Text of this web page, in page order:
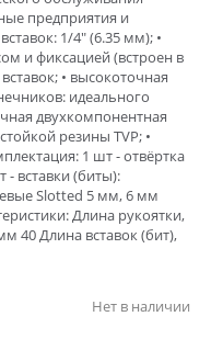
предприятия и
1/4" (6.35 мм); •
и фиксацией (встроен в
• высокоточная
идеального
двухкомпонентная
резины TVP; •
1 шт - отвёртка
вставки (биты):
Slotted 5 мм, 6 мм
Длина рукоятки,
40 Длина вставок (бит),
Нет в наличии